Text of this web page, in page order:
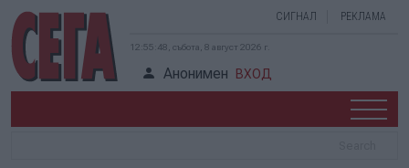
СИГНАЛ РЕКЛАМА
12:55:48, събота, 8 август 2026 г.
Анонимен ВХОД